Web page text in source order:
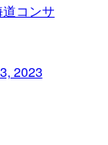
コンサ
2023